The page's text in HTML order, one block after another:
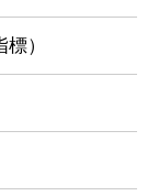
）